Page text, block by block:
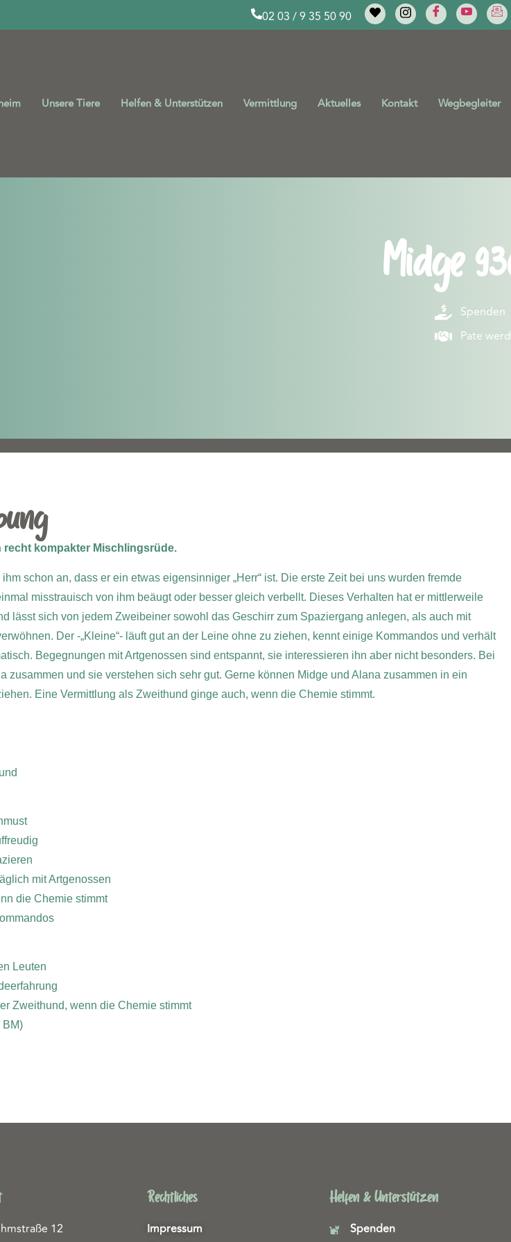
02 03 / 9 35 50 90
Unsere Tiere Helfen & Unterstützen Vermittlung Aktuelles Kontakt Wegbegleiter
Midge
Spenden
Pate
recht kompakter Mischlingsrüde.
ihm schon an, dass er ein etwas eigensinniger „Herr“ ist. Die erste Zeit bei uns wurden fremde
misstrauisch von ihm beäugt oder besser gleich verbellt. Dieses Verhalten hat er mittlerweile
lässt sich von jedem Zweibeiner sowohl das Geschirr zum Spaziergang anlegen, als auch mit
Der -„Kleine“- läuft gut an der Leine ohne zu ziehen, kennt einige Kommandos und verhält
Begegnungen mit Artgenossen sind entspannt, sie interessieren ihn aber nicht besonders. Bei
zusammen und sie verstehen sich sehr gut. Gerne können Midge und Alana zusammen in ein
Eine Vermittlung als Zweithund ginge auch, wenn die Chemie stimmt.
mit Artgenossen
die Chemie stimmt
Leuten
Zweithund, wenn die Chemie stimmt
BM)
12
Rechtliches
Impressum
Helfen & Unterstützen
Spenden